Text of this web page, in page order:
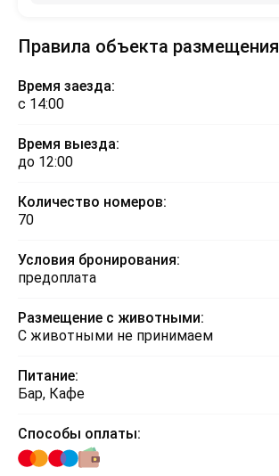
Правила объекта размещения
Время заезда:
с 14:00
Время выезда:
до 12:00
Количество номеров:
70
Условия бронирования:
предоплата
Размещение с животными:
С животными не принимаем
Питание:
Бар, Кафе
Способы оплаты: